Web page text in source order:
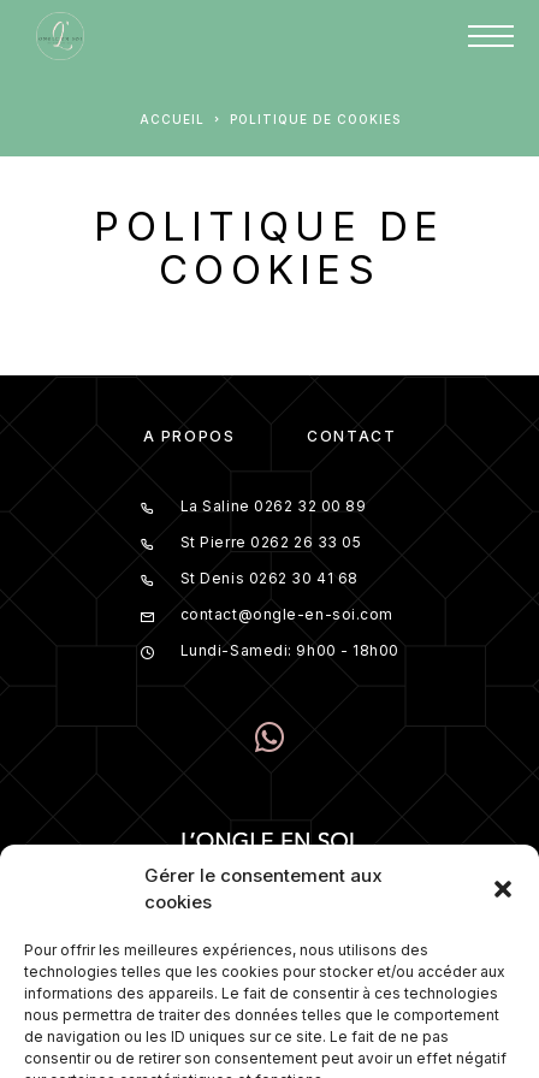
Gérer le consentement aux
cookies
Pour offrir les meilleures expériences, nous utilisons des
technologies telles que les cookies pour stocker et/ou accéder aux
informations des appareils. Le fait de consentir à ces technologies
nous permettra de traiter des données telles que le comportement
de navigation ou les ID uniques sur ce site. Le fait de ne pas
consentir ou de retirer son consentement peut avoir un effet négatif
ACCUEIL POLITIQUE DE COOKIES
POLITIQUE DE
COOKIES
À PROPOS CONTACT
La Saline 0262 32 00 89
St Pierre 0262 26 33 05
St Denis 0262 30 41 68
contact@ongle-en-soi.com
Lundi-Samedi: 9h00 - 18h00
Numéro 1 depuis plus de 15 ans dans la
pose d’ongles. Nous proposons
également une gamme de soins sur
mesure et travaillons avec les